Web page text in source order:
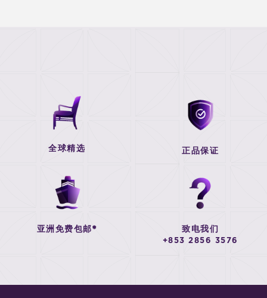
全球精选 正品保证
亚洲免费包邮* 致电我们
+853 2856 3576